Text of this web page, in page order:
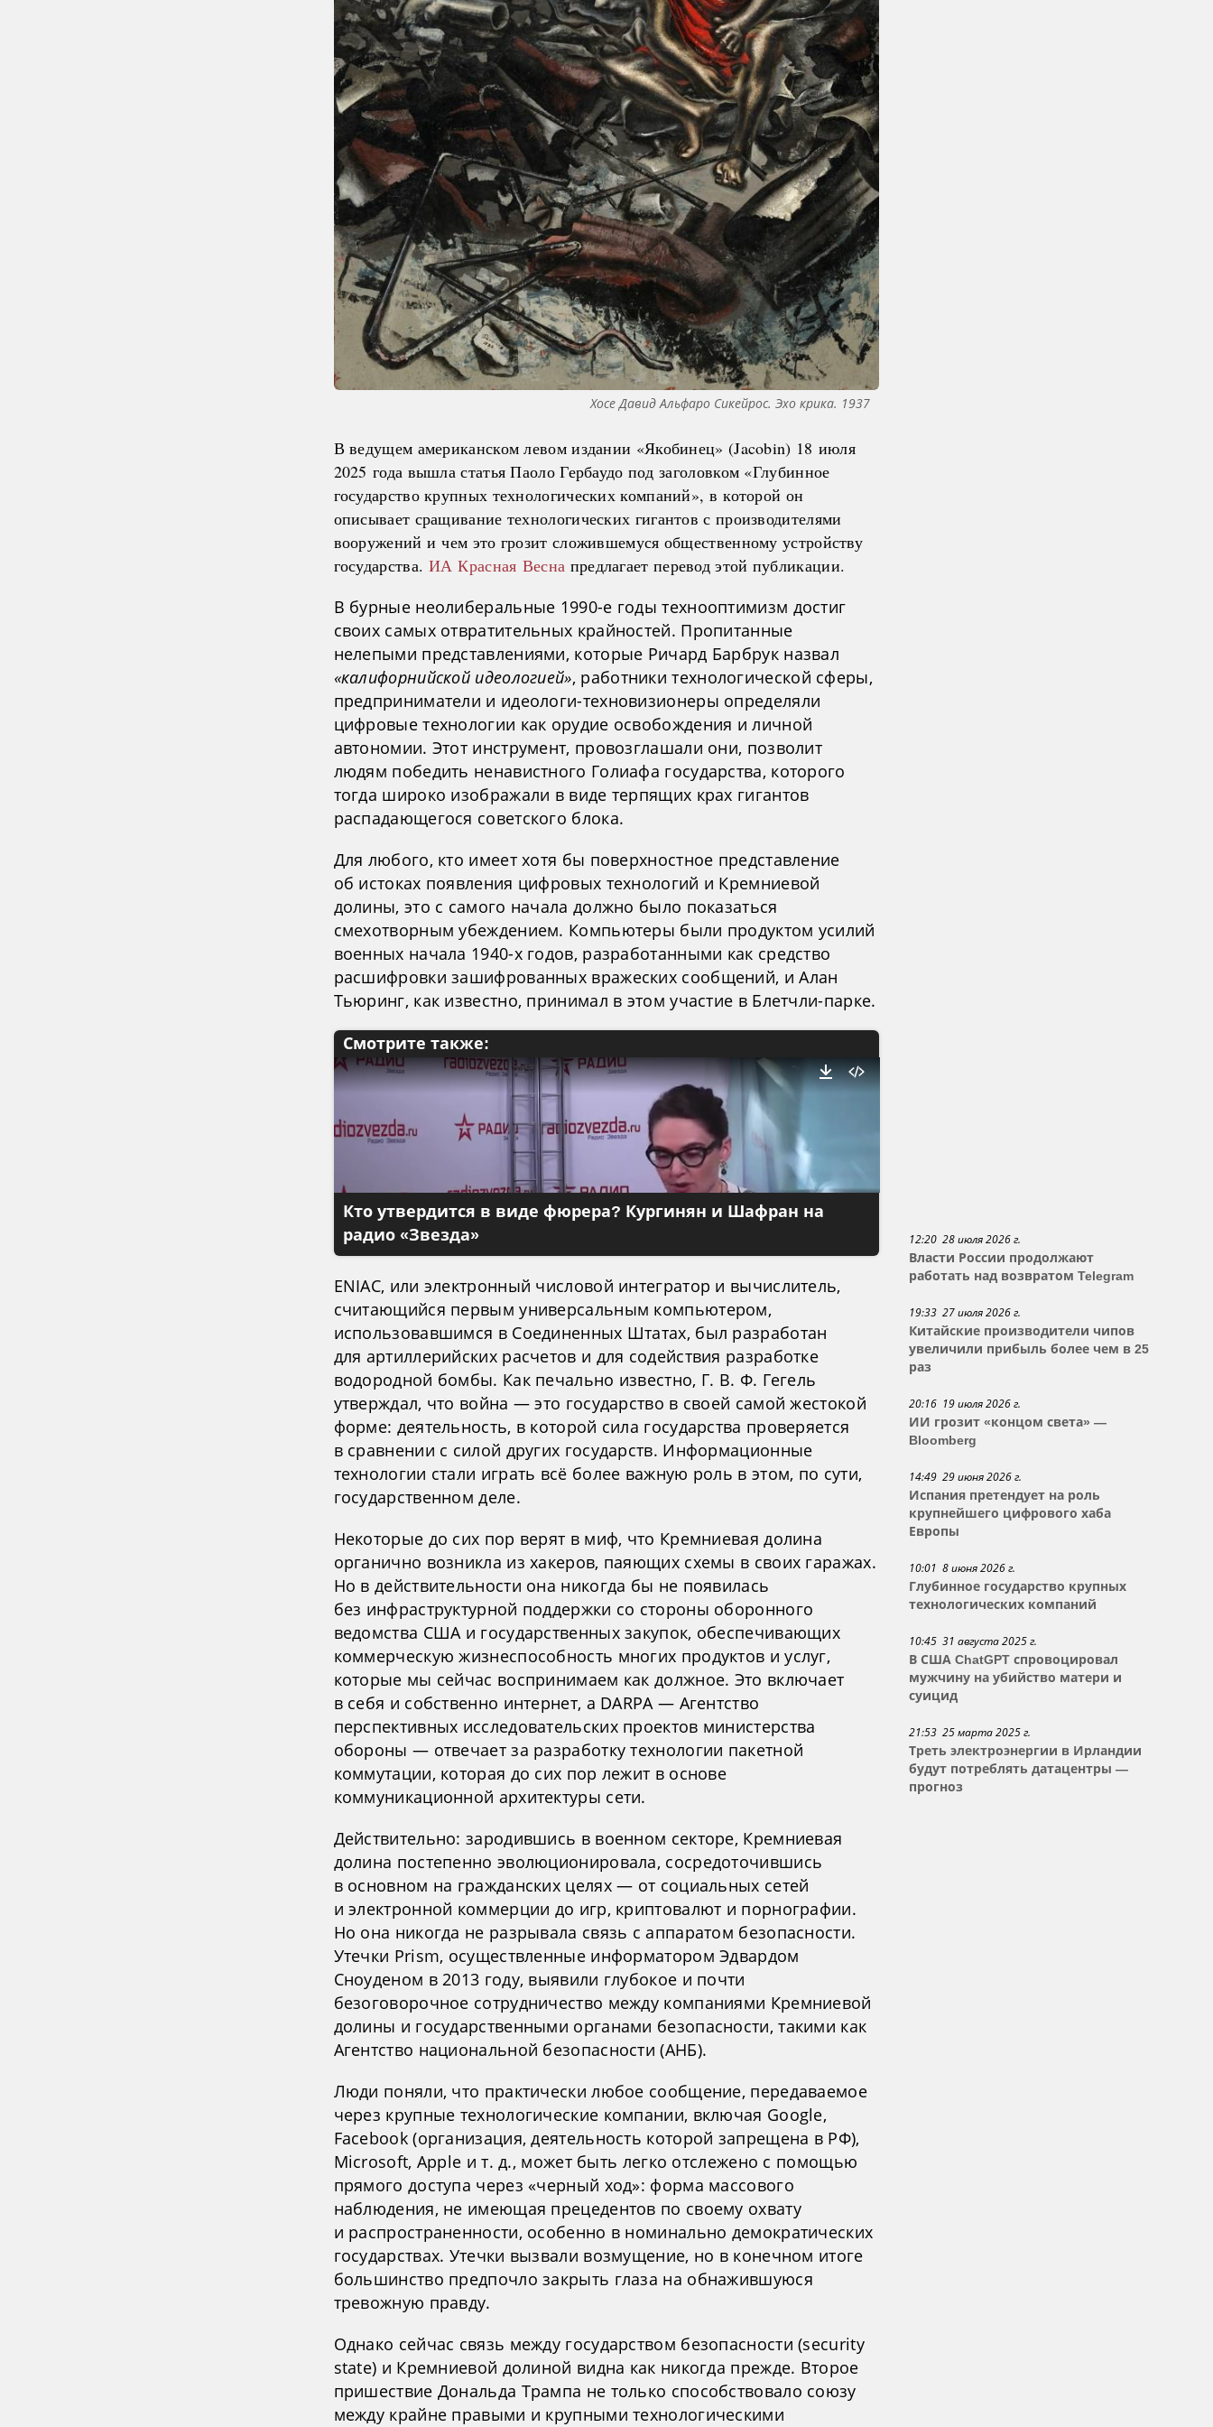
Хосе Давид Альфаро Сикейрос. Эхо крика. 1937
В ведущем американском левом издании «Якобинец» (Jacobin) 18 июля
2025 года вышла статья Паоло Гербаудо под заголовком «Глубинное
государство крупных технологических компаний», в которой он
описывает сращивание технологических гигантов с производителями
вооружений и чем это грозит сложившемуся общественному устройству
государства. ИА Красная Весна предлагает перевод этой публикации.
В бурные неолиберальные 1990-е годы технооптимизм достиг
своих самых отвратительных крайностей. Пропитанные
нелепыми представлениями, которые Ричард Барбрук назвал
«калифорнийской идеологией», работники технологической сферы,
предприниматели и идеологи-техновизионеры определяли
цифровые технологии как орудие освобождения и личной
автономии. Этот инструмент, провозглашали они, позволит
людям победить ненавистного Голиафа государства, которого
тогда широко изображали в виде терпящих крах гигантов
распадающегося советского блока.
Для любого, кто имеет хотя бы поверхностное представление
об истоках появления цифровых технологий и Кремниевой
долины, это с самого начала должно было показаться
смехотворным убеждением. Компьютеры были продуктом усилий
военных начала 1940-х годов, разработанными как средство
расшифровки зашифрованных вражеских сообщений, и Алан
Тьюринг, как известно, принимал в этом участие в Блетчли-парке.
Смотрите также:
Кто утвердится в виде фюрера? Кургинян и Шафран на
радио «Звезда»
ENIAC, или электронный числовой интегратор и вычислитель,
считающийся первым универсальным компьютером,
использовавшимся в Соединенных Штатах, был разработан
для артиллерийских расчетов и для содействия разработке
водородной бомбы. Как печально известно, Г. В. Ф. Гегель
утверждал, что война — это государство в своей самой жестокой
форме: деятельность, в которой сила государства проверяется
в сравнении с силой других государств. Информационные
технологии стали играть всё более важную роль в этом, по сути,
государственном деле.
Некоторые до сих пор верят в миф, что Кремниевая долина
органично возникла из хакеров, паяющих схемы в своих гаражах.
Но в действительности она никогда бы не появилась
без инфраструктурной поддержки со стороны оборонного
ведомства США и государственных закупок, обеспечивающих
коммерческую жизнеспособность многих продуктов и услуг,
которые мы сейчас воспринимаем как должное. Это включает
в себя и собственно интернет, а DARPA — Агентство
перспективных исследовательских проектов министерства
обороны — отвечает за разработку технологии пакетной
коммутации, которая до сих пор лежит в основе
коммуникационной архитектуры сети.
Действительно: зародившись в военном секторе, Кремниевая
долина постепенно эволюционировала, сосредоточившись
в основном на гражданских целях — от социальных сетей
и электронной коммерции до игр, криптовалют и порнографии.
Но она никогда не разрывала связь с аппаратом безопасности.
Утечки Prism, осуществленные информатором Эдвардом
Сноуденом в 2013 году, выявили глубокое и почти
безоговорочное сотрудничество между компаниями Кремниевой
долины и государственными органами безопасности, такими как
Агентство национальной безопасности (АНБ).
Люди поняли, что практически любое сообщение, передаваемое
через крупные технологические компании, включая Google,
Facebook (организация, деятельность которой запрещена в РФ),
Microsoft, Apple и т. д., может быть легко отслежено с помощью
прямого доступа через «черный ход»: форма массового
наблюдения, не имеющая прецедентов по своему охвату
и распространенности, особенно в номинально демократических
государствах. Утечки вызвали возмущение, но в конечном итоге
большинство предпочло закрыть глаза на обнажившуюся
тревожную правду.
Однако сейчас связь между государством безопасности (security
state) и Кремниевой долиной видна как никогда прежде. Второе
пришествие Дональда Трампа не только способствовало союзу
между крайне правыми и крупными технологическими
12:20 28 июля 2026 г.
Власти России продолжают
работать над возвратом Telegram
19:33 27 июля 2026 г.
Китайские производители чипов
увеличили прибыль более чем в 25
раз
20:16 19 июля 2026 г.
ИИ грозит «концом света» —
Bloomberg
14:49 29 июня 2026 г.
Испания претендует на роль
крупнейшего цифрового хаба
Европы
10:01 8 июня 2026 г.
Глубинное государство крупных
технологических компаний
10:45 31 августа 2025 г.
В США ChatGPT спровоцировал
мужчину на убийство матери и
суицид
21:53 25 марта 2025 г.
Треть электроэнергии в Ирландии
будут потреблять датацентры —
прогноз